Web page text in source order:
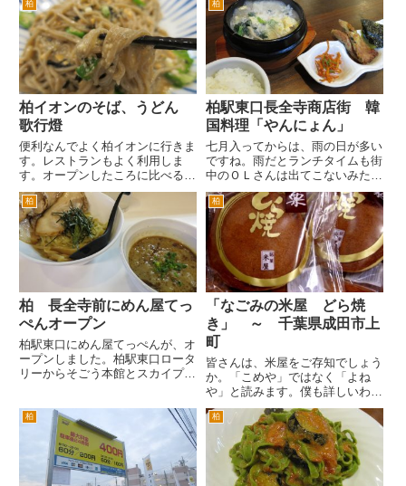
人参のクリームスープ。本当に人
参なんです(^^; 前菜のシマアジの
カルパッチョ。 メインの前にタ
レ、漬物がきました。 ご...
には夜コクリコにも行ってみよう
ということでやってきました。
ランチタイムには、きょうのラ
ンチメニューが出ている場所に
電...
柏
柏イオンのそば、うどん
歌行燈
便利なんでよく柏イオンに行きま
す。レストランもよく利用しま
す。オープンしたころに比べる
と、レストランの数が半分程度に
減ってしまったのがとても残念で
す。以前は、インドカレー、中
華、地中海料理ほかいろいろなお
店があったのですが・・・ドラッ
グスト...
柏
柏駅東口長全寺商店街 韓
国料理「やんにょん」
七月入ってからは、雨の日が多い
ですね。雨だとランチタイムも街
中のＯＬさんは出てこないみたい
です。 天気予報を見て、お弁当
を持参するのか朝コンビニで買っ
てくるのか。晴れの日のランチタ
イムに比べて、歩いているＯＬさ
んの数がとても少ないです。
...
柏
柏 長全寺前にめん屋てっ
ぺんオープン
柏駅東口にめん屋てっぺんが、オ
ープンしました。柏駅東口ロータ
リーからそごう本館とスカイプラ
街道の交差点を横断してすぐ右手
です。人気ラーメン店「猪太」さ
んの並びです。 以前麺屋ka...
柏
「なごみの米屋 どら焼
き」 ～ 千葉県成田市上
町
皆さんは、米屋をご存知でしょう
か。「こめや」ではなく「よね
や」と読みます。僕も詳しいわけ
ではないのですが、千葉県内で
は、羊かんというと「米屋」とい
う方が多いかもしれません。 京
都の老舗店「虎屋」や「鶴屋八
幡」などほどの全国区ではないの
ですが...
柏 柏